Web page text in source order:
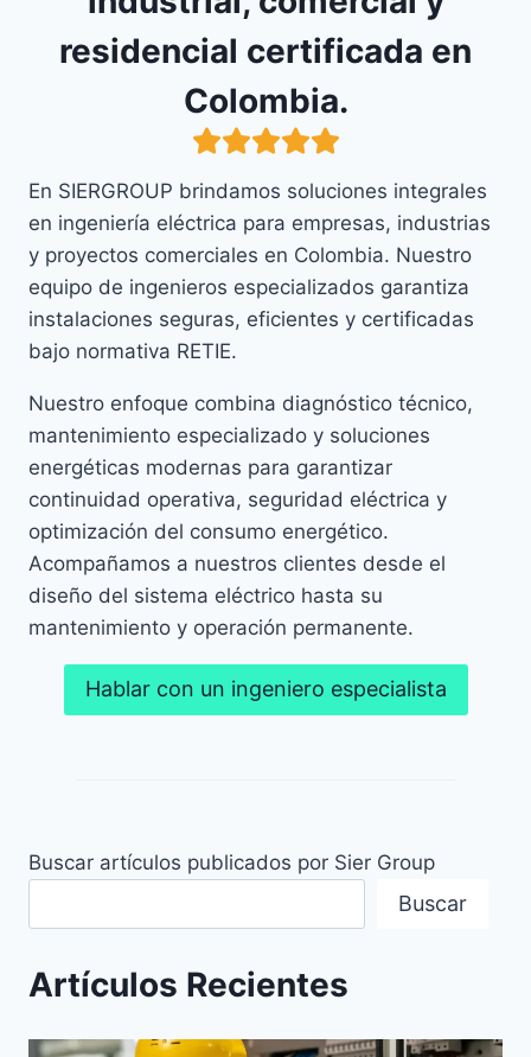
residencial certificada en
Colombia.
En SIERGROUP brindamos soluciones integrales
en ingeniería eléctrica para empresas, industrias
y proyectos comerciales en Colombia. Nuestro
equipo de ingenieros especializados garantiza
instalaciones seguras, eficientes y certificadas
bajo normativa RETIE.
Nuestro enfoque combina diagnóstico técnico,
mantenimiento especializado y soluciones
energéticas modernas para garantizar
continuidad operativa, seguridad eléctrica y
optimización del consumo energético.
Acompañamos a nuestros clientes desde el
diseño del sistema eléctrico hasta su
mantenimiento y operación permanente.
Hablar con un ingeniero especialista
Buscar artículos publicados por Sier Group
Buscar
Artículos Recientes